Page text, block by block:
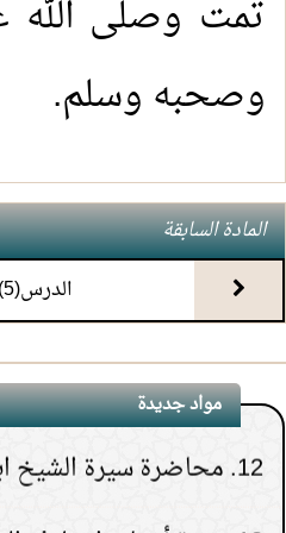
تمت وصلى الله
وصحبه وسلم.
المادة السابقة
الدرس(5) القاعدة الثالثة.
مواد جديدة
9. (2) التعليق على كتاب الحج من الكافي
10.
11. محاضرة أحكام
12. محاضرة سيرة الشيخ
1. هل يشعر الميت بمن